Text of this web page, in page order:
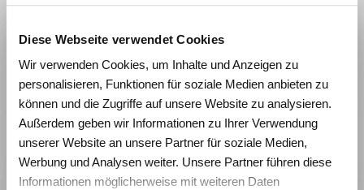
Diese Webseite verwendet Cookies
Wir verwenden Cookies, um Inhalte und Anzeigen zu
personalisieren, Funktionen für soziale Medien anbieten zu
können und die Zugriffe auf unsere Website zu analysieren.
Außerdem geben wir Informationen zu Ihrer Verwendung
unserer Website an unsere Partner für soziale Medien,
Werbung und Analysen weiter. Unsere Partner führen diese
Informationen möglicherweise mit weiteren Daten
Wie beeinflussen Räume
Lernen und Wohlbefinden?
Erleben Sie die Wirkung von
Raumgestaltung anhand realistischer
Simulationen und gewinnen Sie konkrete
Impulse für die Planung zukunftsfähiger
Lernräume.